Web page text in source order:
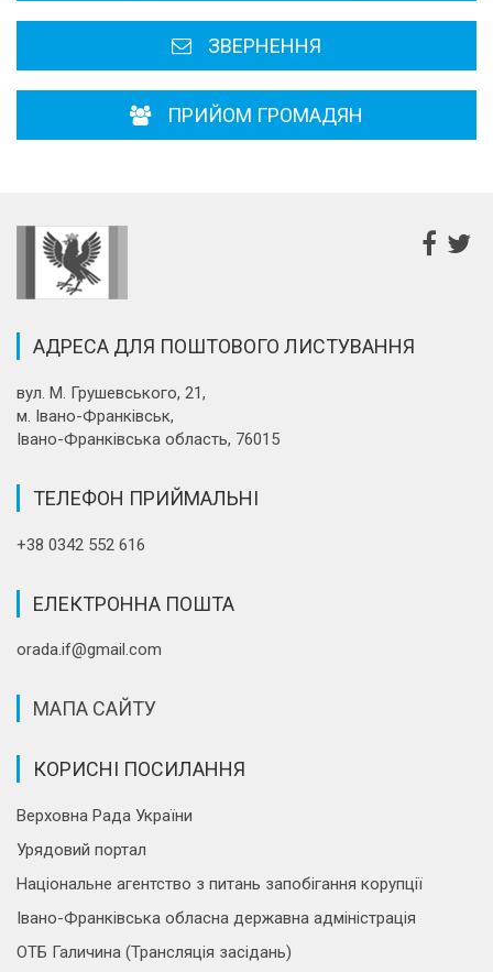
ЗВЕРНЕННЯ
ПРИЙОМ ГРОМАДЯН
АДРЕСА ДЛЯ ПОШТОВОГО ЛИСТУВАННЯ
вул. М. Грушевського, 21,
м. Івано-Франківськ,
Івано-Франківська область, 76015
ТЕЛЕФОН ПРИЙМАЛЬНІ
+38 0342 552 616
ЕЛЕКТРОННА ПОШТА
orada.if@gmail.com
МАПА САЙТУ
КОРИСНІ ПОСИЛАННЯ
Верховна Рада України
Урядовий портал
Національне агентство з питань запобігання корупції
Івано-Франківська обласна державна адміністрація
ОТБ Галичина (Трансляція засідань)